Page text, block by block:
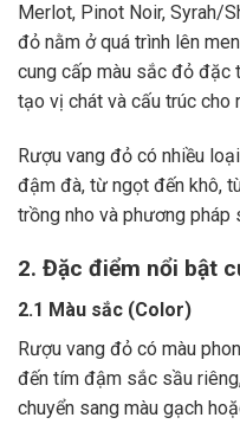
Merlot, Pinot Noir, Syrah/
đỏ nằm ở quá trình lên
cung cấp màu sắc đỏ đặc
tạo vị chát và cấu trúc cho
Rượu vang đỏ có nhiều
đậm đà, từ ngọt đến khô,
trồng nho và phương pháp
2. Đặc điểm nổi bật
2.1 Màu sắc (Color)
Rượu vang đỏ có màu
đến tím đậm sắc sầu
chuyển sang màu gạch